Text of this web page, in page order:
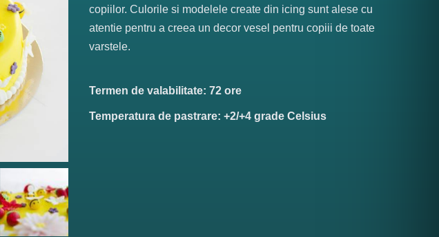
copiilor. Culorile si modelele create din icing sunt alese cu
atentie pentru a creea un decor vesel pentru copiii de toate
varstele.
Termen de valabilitate: 72 ore
Temperatura de pastrare: +2/+4 grade Celsius